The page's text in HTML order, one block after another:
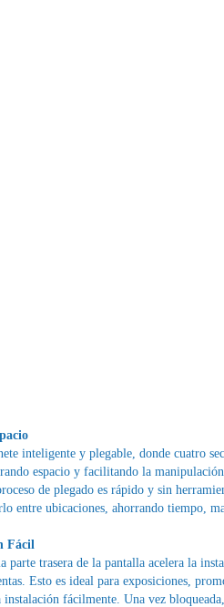
inteligente y plegable, donde cuatro
espacio y facilitando la
de plegado es rápido y sin
entre ubicaciones, ahorrando tiempo,
Fácil
trasera de la pantalla acelera la
Esto es ideal para exposiciones,
fácilmente. Una vez